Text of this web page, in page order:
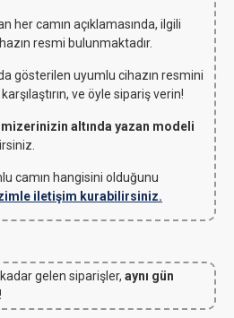
her camın açıklamasında, ilgili
resmi bulunmaktadır.
gösterilen uyumlu cihazın resmini
ve öyle sipariş verin!
altında yazan modeli
camın hangisini olduğunu
iletişim kurabilirsiniz.
gelen siparişler, aynı gün